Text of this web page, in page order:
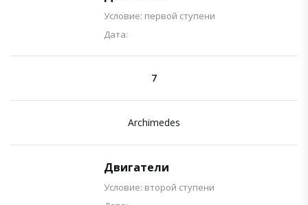
Условие: первой ступени
Дата:
7
Archimedes
Двигатели
Условие: второй ступени